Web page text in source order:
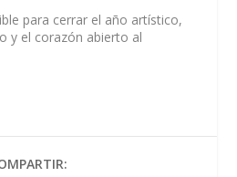
para cerrar el año artístico,
y el corazón abierto al